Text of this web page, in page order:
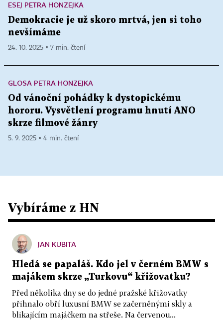
ESEJ PETRA HONZEJKA
Demokracie je už skoro mrtvá, jen si toho
nevšímáme
24. 10. 2025 ▪ 7 min. čtení
GLOSA PETRA HONZEJKA
Od vánoční pohádky k dystopickému
hororu. Vysvětlení programu hnutí ANO
skrze filmové žánry
5. 9. 2025 ▪ 4 min. čtení
Vybíráme z HN
JAN KUBITA
Hledá se papaláš. Kdo jel v černém BMW s
majákem skrze „Turkovu“ křižovatku?
Před několika dny se do jedné pražské křižovatky
přihnalo obří luxusní BMW se začerněnými skly a
blikajícím majáčkem na střeše. Na červenou...